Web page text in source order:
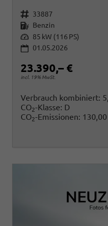
Fahrzeugnr. 33887
Kraftstoff Benzin
Leistung 85 kW (116 PS)
01.05.2026
23.390,– €
incl. 19% MwSt.
Verbrauch kombiniert:
CO2-Klasse: D
CO2-Emissionen: